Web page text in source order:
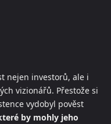
nejen investorů, ale i
vizionářů. Přestože si
vydobyl pověst
by mohly jeho